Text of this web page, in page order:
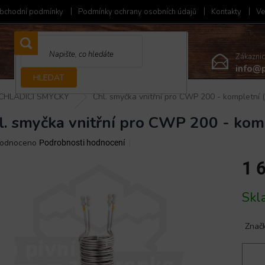
podmínky Podmínky ochrany osobních údajů Kontakty
HLEDAT
SMYČKY Chl. smyčka vnitřní pro CWP 200 - kompletní
smyčka vnitřní pro CWP 200 -
Podrobnosti hodnocení
1
cena: